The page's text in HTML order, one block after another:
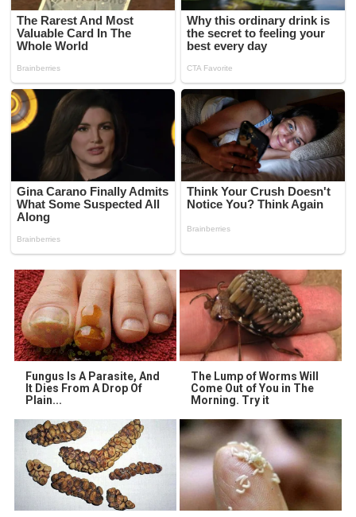
Fungus Is A Parasite, And
It Dies From A Drop Of
Plain...
The Lump of Worms Will
Come Out of You in The
Morning. Try it